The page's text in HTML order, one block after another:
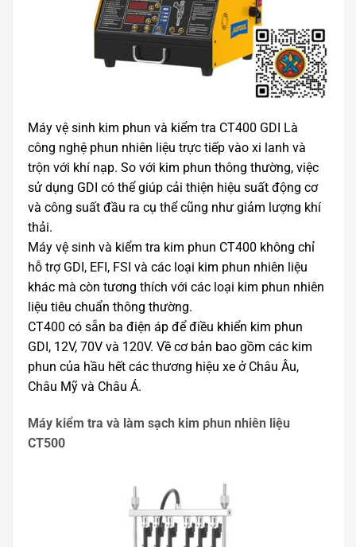
Máy vệ sinh kim phun và kiểm tra CT400 GDI Là
công nghệ phun nhiên liệu trực tiếp vào xi lanh và
trộn với khí nạp. So với kim phun thông thường, việc
sử dụng GDI có thể giúp cải thiện hiệu suất động cơ
và công suất đầu ra cụ thể cũng như giảm lượng khí
thải.
Máy vệ sinh và kiểm tra kim phun CT400 không chỉ
hỗ trợ GDI, EFI, FSI và các loại kim phun nhiên liệu
khác mà còn tương thích với các loại kim phun nhiên
liệu tiêu chuẩn thông thường.
CT400 có sẵn ba điện áp để điều khiển kim phun
GDI, 12V, 70V và 120V. Về cơ bản bao gồm các kim
phun của hầu hết các thương hiệu xe ở Châu Âu,
Châu Mỹ và Châu Á.
Máy kiểm tra và làm sạch kim phun nhiên liệu
CT500